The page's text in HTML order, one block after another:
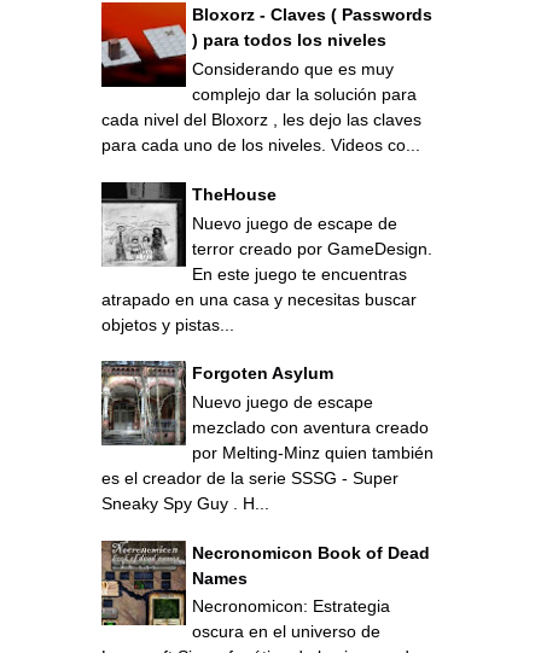
Bloxorz - Claves ( Passwords
) para todos los niveles
Considerando que es muy
complejo dar la solución para
cada nivel del Bloxorz , les dejo las claves
para cada uno de los niveles. Videos co...
TheHouse
Nuevo juego de escape de
terror creado por GameDesign.
En este juego te encuentras
atrapado en una casa y necesitas buscar
objetos y pistas...
Forgoten Asylum
Nuevo juego de escape
mezclado con aventura creado
por Melting-Minz quien también
es el creador de la serie SSSG - Super
Sneaky Spy Guy . H...
Necronomicon Book of Dead
Names
Necronomicon: Estrategia
oscura en el universo de